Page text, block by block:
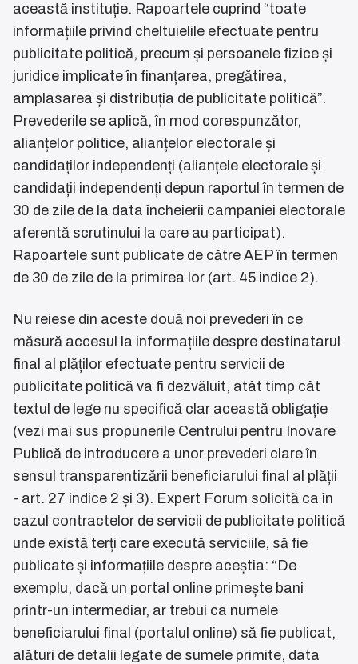
această instituție. Rapoartele cuprind “toate
informațiile privind cheltuielile efectuate pentru
publicitate politică, precum și persoanele fizice și
juridice implicate în finanțarea, pregătirea,
amplasarea și distribuția de publicitate politică”.
Prevederile se aplică, în mod corespunzător,
alianțelor politice, alianțelor electorale și
candidaților independenți (alianțele electorale și
candidații independenți depun raportul în termen de
30 de zile de la data încheierii campaniei electorale
aferentă scrutinului la care au participat).
Rapoartele sunt publicate de către AEP în termen
de 30 de zile de la primirea lor (art. 45 indice 2).
Nu reiese din aceste două noi prevederi în ce
măsură accesul la informațiile despre destinatarul
final al plăților efectuate pentru servicii de
publicitate politică va fi dezvăluit, atât timp cât
textul de lege nu specifică clar această obligație
(vezi mai sus propunerile Centrului pentru Inovare
Publică de introducere a unor prevederi clare în
sensul transparentizării beneficiarului final al plății
- art. 27 indice 2 și 3). Expert Forum solicită ca în
cazul contractelor de servicii de publicitate politică
unde există terți care execută serviciile, să fie
publicate și informațiile despre aceștia: “De
exemplu, dacă un portal online primește bani
printr-un intermediar, ar trebui ca numele
beneficiarului final (portalul online) să fie publicat,
alături de detalii legate de sumele primite, data